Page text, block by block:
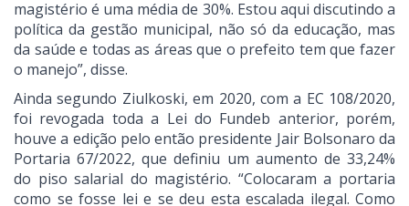
magistério é uma média de 30%. Estou aqui discutindo a
política da gestão municipal, não só da educação, mas
da saúde e todas as áreas que o prefeito tem que fazer
o manejo”, disse.
Ainda segundo Ziulkoski, em 2020, com a EC 108/2020,
foi revogada toda a Lei do Fundeb anterior, porém,
houve a edição pelo então presidente Jair Bolsonaro da
Portaria 67/2022, que definiu um aumento de 33,24%
do piso salarial do magistério. “Colocaram a portaria
como se fosse lei e se deu esta escalada ilegal. Como